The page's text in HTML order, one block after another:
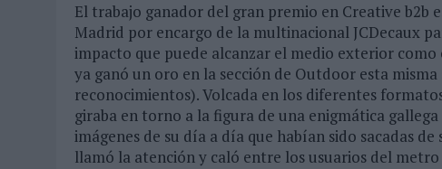
El trabajo ganador del gran premio en Creative b2b
Madrid por encargo de la multinacional JCDecaux
impacto que puede alcanzar el medio exterior
ya ganó un oro en la sección de Outdoor esta
reconocimientos). Volcada en los diferentes
giraba en torno a la figura de una enigmática
imágenes de su día a día que habían sido sacadas
llamó la atención y caló entre los usuarios del